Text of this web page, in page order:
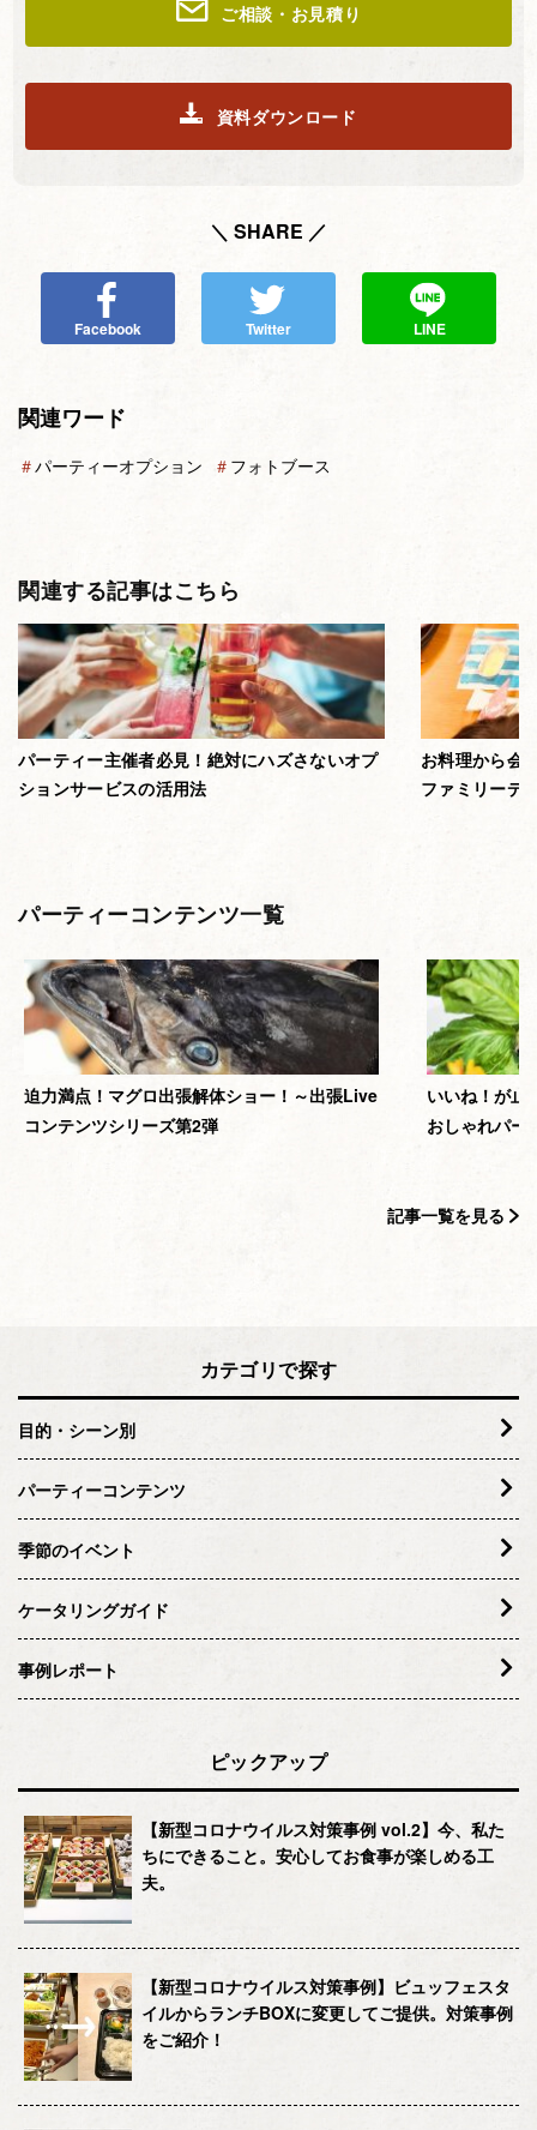
ご相談・お見積り
資料ダウンロード
＼ SHARE ／
Facebook Twitter LINE
関連ワード
＃パーティーオプション ＃ フォトブース
関連する記事はこちら
パーティー主催者必見！絶対にハズさないオプ
ションサービスの活用法
お料理から会
ファミリーデ
パーティーコンテンツ一覧
迫力満点！マグロ出張解体ショー！～出張Live
コンテンツシリーズ第2弾
いいね！が止
おしゃれパー
記事一覧を見る
カテゴリで探す
目的・シーン別
パーティーコンテンツ
季節のイベント
ケータリングガイド
事例レポート
ピックアップ
【新型コロナウイルス対策事例 vol.2】今、私た
ちにできること。安心してお食事が楽しめる工
夫。
【新型コロナウイルス対策事例】ビュッフェスタ
イルからランチBOXに変更してご提供。対策事例
をご紹介！